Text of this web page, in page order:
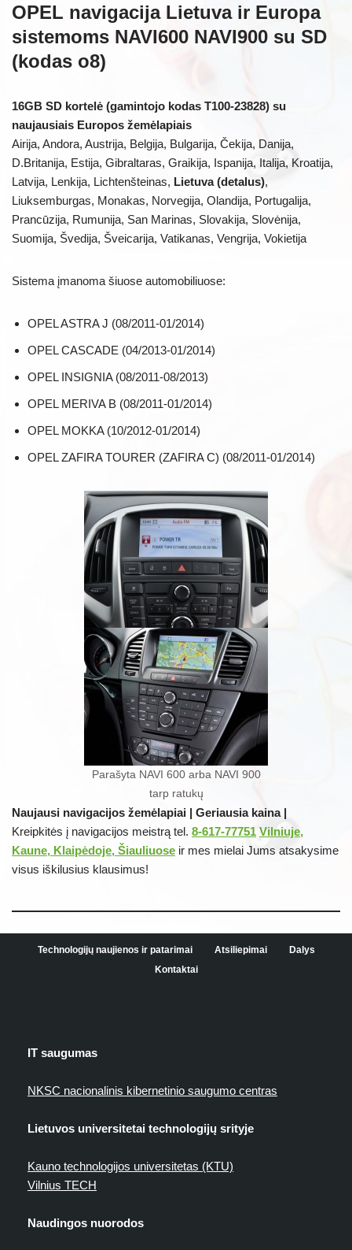
OPEL navigacija Lietuva ir Europa
sistemoms NAVI600 NAVI900 su SD
(kodas o8)
16GB SD kortelė (gamintojo kodas T100-23828) su
naujausiais Europos žemėlapiais
Airija, Andora, Austrija, Belgija, Bulgarija, Čekija, Danija,
D.Britanija, Estija, Gibraltaras, Graikija, Ispanija, Italija, Kroatija,
Latvija, Lenkija, Lichtenšteinas, Lietuva (detalus),
Liuksemburgas, Monakas, Norvegija, Olandija, Portugalija,
Prancūzija, Rumunija, San Marinas, Slovakija, Slovėnija,
Suomija, Švedija, Šveicarija, Vatikanas, Vengrija, Vokietija
Sistema įmanoma šiuose automobiliuose:
OPEL ASTRA J (08/2011-01/2014)
OPEL CASCADE (04/2013-01/2014)
OPEL INSIGNIA (08/2011-08/2013)
OPEL MERIVA B (08/2011-01/2014)
OPEL MOKKA (10/2012-01/2014)
OPEL ZAFIRA TOURER (ZAFIRA C) (08/2011-01/2014)
Parašyta NAVI 600 arba NAVI 900
tarp ratukų
Naujausi navigacijos žemėlapiai | Geriausia kaina |
Kreipkitės į navigacijos meistrą tel. 8-617-77751 Vilniuje,
Kaune, Klaipėdoje, Šiauliuose ir mes mielai Jums atsakysime
visus iškilusius klausimus!
Technologijų naujienos ir patarimai Atsiliepimai
Dalys
Kontaktai
IT saugumas
NKSC nacionalinis kibernetinio saugumo centras
Lietuvos universitetai technologijų srityje
Kauno technologijos universitetas (KTU)
Vilnius TECH
Naudingos nuorodos